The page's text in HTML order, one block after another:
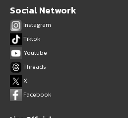
Social Network
Instagram
Tiktok
Youtube
Threads
X
Facebook